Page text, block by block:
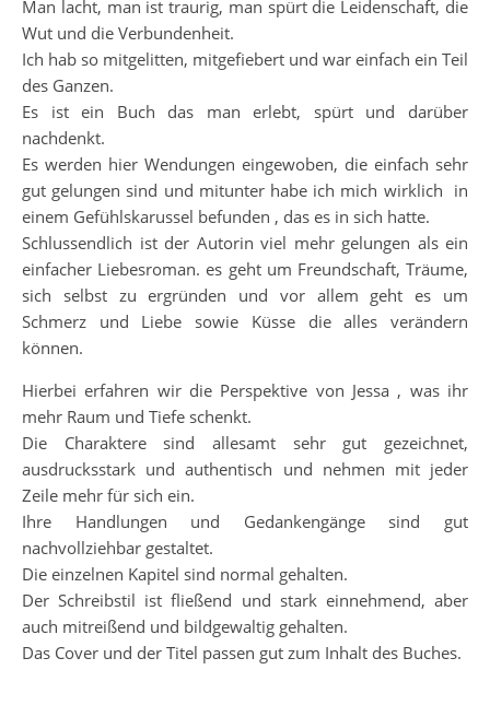
Man lacht, man ist traurig, man spürt die Leidenschaft, die
Wut und die Verbundenheit.
Ich hab so mitgelitten, mitgefiebert und war einfach ein Teil
des Ganzen.
Es ist ein Buch das man erlebt, spürt und darüber
nachdenkt.
Es werden hier Wendungen eingewoben, die einfach sehr
gut gelungen sind und mitunter habe ich mich wirklich in
einem Gefühlskarussel befunden , das es in sich hatte.
Schlussendlich ist der Autorin viel mehr gelungen als ein
einfacher Liebesroman. es geht um Freundschaft, Träume,
sich selbst zu ergründen und vor allem geht es um
Schmerz und Liebe sowie Küsse die alles verändern
können.
Hierbei erfahren wir die Perspektive von Jessa , was ihr
mehr Raum und Tiefe schenkt.
Die Charaktere sind allesamt sehr gut gezeichnet,
ausdrucksstark und authentisch und nehmen mit jeder
Zeile mehr für sich ein.
Ihre Handlungen und Gedankengänge sind gut
nachvollziehbar gestaltet.
Die einzelnen Kapitel sind normal gehalten.
Der Schreibstil ist fließend und stark einnehmend, aber
auch mitreißend und bildgewaltig gehalten.
Das Cover und der Titel passen gut zum Inhalt des Buches.